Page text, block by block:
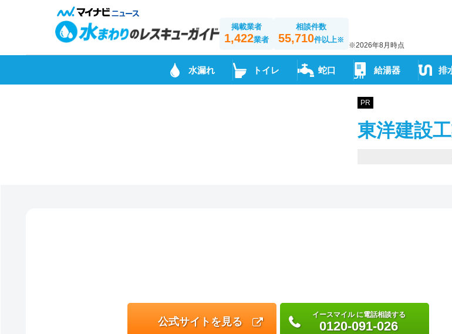
掲載業者
1,422業者
相談件数
55,710件以上※
※2026年8月時点
水漏れ トイレ 蛇口 給湯器 排
PR
東洋建設
公式サイトを見る
イースマイル に電話相談する
0120-091-026